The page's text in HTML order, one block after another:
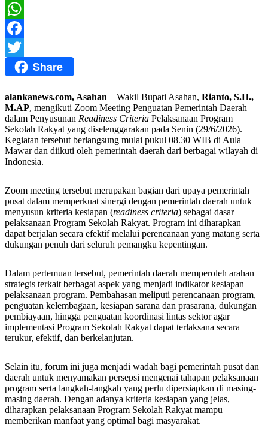
WhatsApp
Facebook
Twitter Share
alankanews.com, Asahan – Wakil Bupati Asahan, Rianto, S.H.,
M.AP, mengikuti Zoom Meeting Penguatan Pemerintah Daerah
dalam Penyusunan Readiness Criteria Pelaksanaan Program
Sekolah Rakyat yang diselenggarakan pada Senin (29/6/2026).
Kegiatan tersebut berlangsung mulai pukul 08.30 WIB di Aula
Mawar dan diikuti oleh pemerintah daerah dari berbagai wilayah di
Indonesia.
Zoom meeting tersebut merupakan bagian dari upaya pemerintah
pusat dalam memperkuat sinergi dengan pemerintah daerah untuk
menyusun kriteria kesiapan (readiness criteria) sebagai dasar
pelaksanaan Program Sekolah Rakyat. Program ini diharapkan
dapat berjalan secara efektif melalui perencanaan yang matang serta
dukungan penuh dari seluruh pemangku kepentingan.
Dalam pertemuan tersebut, pemerintah daerah memperoleh arahan
strategis terkait berbagai aspek yang menjadi indikator kesiapan
pelaksanaan program. Pembahasan meliputi perencanaan program,
penguatan kelembagaan, kesiapan sarana dan prasarana, dukungan
pembiayaan, hingga penguatan koordinasi lintas sektor agar
implementasi Program Sekolah Rakyat dapat terlaksana secara
terukur, efektif, dan berkelanjutan.
Selain itu, forum ini juga menjadi wadah bagi pemerintah pusat dan
daerah untuk menyamakan persepsi mengenai tahapan pelaksanaan
program serta langkah-langkah yang perlu dipersiapkan di masing-
masing daerah. Dengan adanya kriteria kesiapan yang jelas,
diharapkan pelaksanaan Program Sekolah Rakyat mampu
memberikan manfaat yang optimal bagi masyarakat.